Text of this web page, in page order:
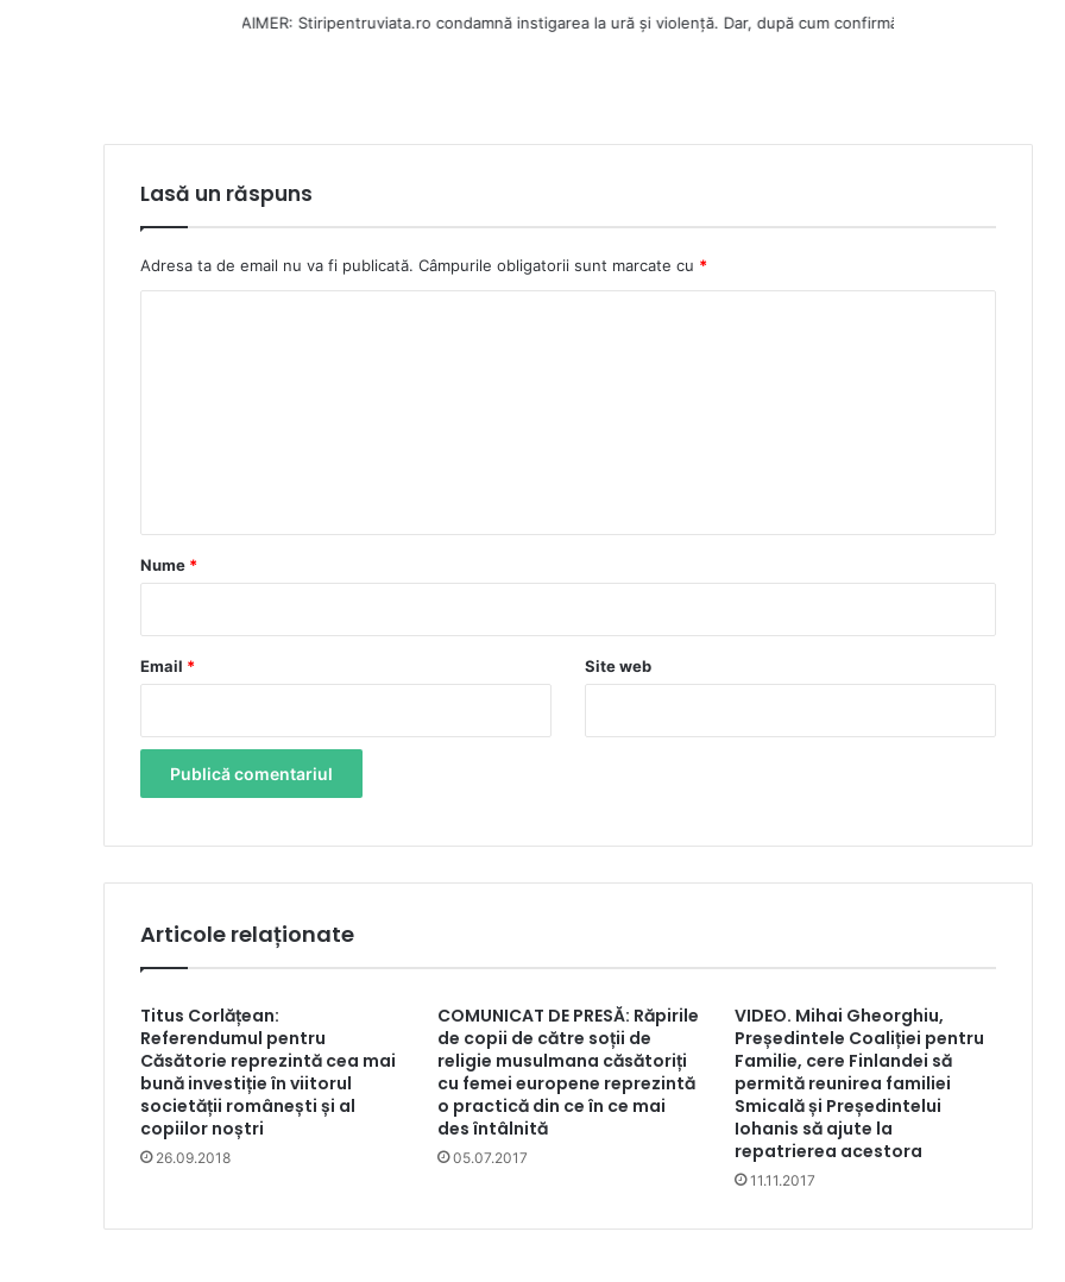
DISCLAIMER: Stiripentruviata.ro condamnă instigarea la ură şi violenţă. Dar, după cum confirmă şi CEDO în cazul Handyside
Lasă un răspuns
Adresa ta de email nu va fi publicată. Câmpurile obligatorii sunt marcate cu *
r
*
Nume *
Email * Site web
Articole relaționate
Titus Corlățean:
Referendumul pentru
Căsătorie reprezintă cea mai
bună investiție în viitorul
societății românești și al
copiilor noștri
26.09.2018
COMUNICAT DE PRESĂ: Răpirile
de copii de către soții de
religie musulmana căsătoriți
cu femei europene reprezintă
o practică din ce în ce mai
des întâlnită
05.07.2017
VIDEO. Mihai Gheorghiu,
Președintele Coaliției pentru
Familie, cere Finlandei să
permită reunirea familiei
Smicală și Președintelui
Iohanis să ajute la
repatrierea acestora
11.11.2017